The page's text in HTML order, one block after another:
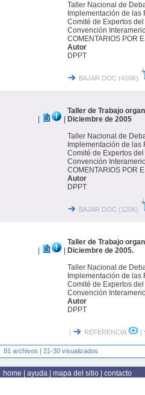
Taller Nacional de
Implementación de
Comité de Expertos
Convención
COMENTARIOS POR
Autor
DPPT
BAJAR DOC (416K)
Taller de Trabajo
Diciembre de 2005
Taller Nacional de
Implementación de
Comité de Expertos
Convención
COMENTARIOS POR
Autor
DPPT
BAJAR DOC (125K)
Taller de Trabajo
Diciembre de 2005.
Taller Nacional de
Implementación de
Comité de Expertos
Convención
Autor
DPPT
| REFERENCIA |
81 archivos | 21-30 visualizados
home ayuda mapa del sitio contacto